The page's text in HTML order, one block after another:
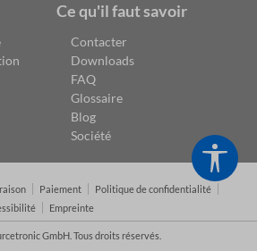
Ce qu'il faut savoir
Contacter
Downloads
FAQ
Glossaire
Blog
Société
Paiement
Politique de confidentialité
Empreinte
GmbH. Tous droits réservés.